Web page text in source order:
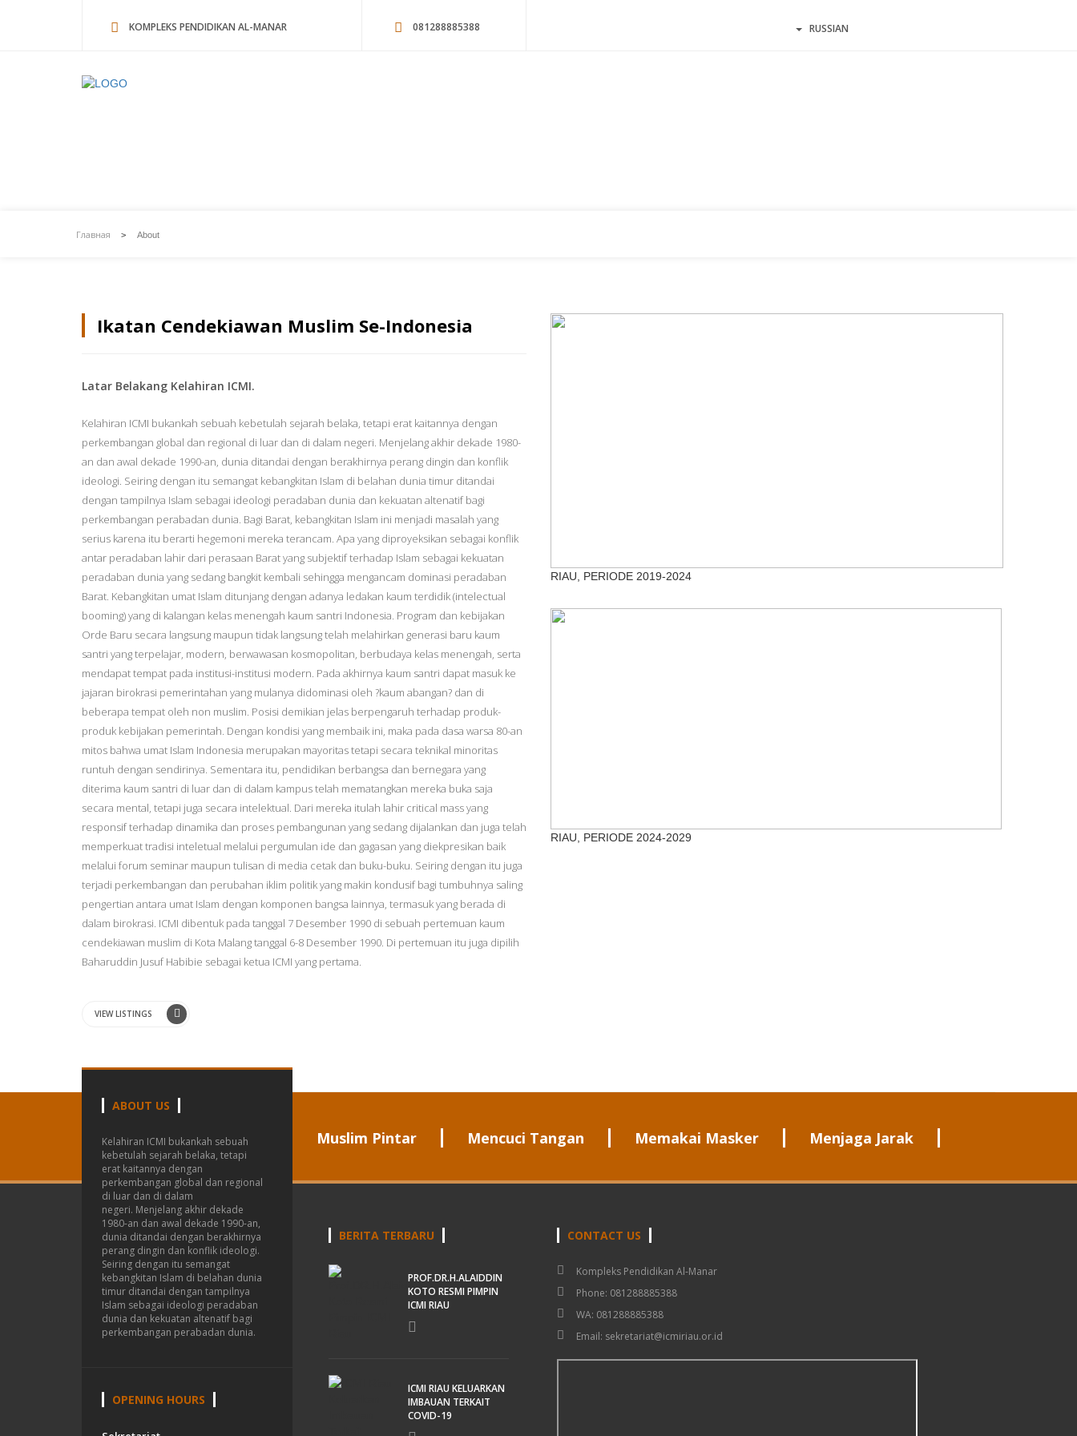
KOMPLEKS PENDIDIKAN AL-MANAR 081288885388 RUSSIAN
Главная > About
Ikatan Cendekiawan Muslim Se-Indonesia
Latar Belakang Kelahiran ICMI.
Kelahiran ICMI bukankah sebuah kebetulah sejarah belaka, tetapi erat kaitannya dengan
perkembangan global dan regional di luar dan di dalam negeri. Menjelang akhir dekade 1980-
an dan awal dekade 1990-an, dunia ditandai dengan berakhirnya perang dingin dan konflik
ideologi. Seiring dengan itu semangat kebangkitan Islam di belahan dunia timur ditandai
dengan tampilnya Islam sebagai ideologi peradaban dunia dan kekuatan altenatif bagi
perkembangan perabadan dunia. Bagi Barat, kebangkitan Islam ini menjadi masalah yang
serius karena itu berarti hegemoni mereka terancam. Apa yang diproyeksikan sebagai konflik
antar peradaban lahir dari perasaan Barat yang subjektif terhadap Islam sebagai kekuatan
peradaban dunia yang sedang bangkit kembali sehingga mengancam dominasi peradaban
Barat. Kebangkitan umat Islam ditunjang dengan adanya ledakan kaum terdidik (intelectual
booming) yang di kalangan kelas menengah kaum santri Indonesia. Program dan kebijakan
Orde Baru secara langsung maupun tidak langsung telah melahirkan generasi baru kaum
santri yang terpelajar, modern, berwawasan kosmopolitan, berbudaya kelas menengah, serta
mendapat tempat pada institusi-institusi modern. Pada akhirnya kaum santri dapat masuk ke
jajaran birokrasi pemerintahan yang mulanya didominasi oleh ?kaum abangan? dan di
beberapa tempat oleh non muslim. Posisi demikian jelas berpengaruh terhadap produk-
produk kebijakan pemerintah. Dengan kondisi yang membaik ini, maka pada dasa warsa 80-an
mitos bahwa umat Islam Indonesia merupakan mayoritas tetapi secara teknikal minoritas
runtuh dengan sendirinya. Sementara itu, pendidikan berbangsa dan bernegara yang
diterima kaum santri di luar dan di dalam kampus telah mematangkan mereka buka saja
secara mental, tetapi juga secara intelektual. Dari mereka itulah lahir critical mass yang
responsif terhadap dinamika dan proses pembangunan yang sedang dijalankan dan juga telah
memperkuat tradisi inteletual melalui pergumulan ide dan gagasan yang diekpresikan baik
melalui forum seminar maupun tulisan di media cetak dan buku-buku. Seiring dengan itu juga
terjadi perkembangan dan perubahan iklim politik yang makin kondusif bagi tumbuhnya saling
pengertian antara umat Islam dengan komponen bangsa lainnya, termasuk yang berada di
dalam birokrasi. ICMI dibentuk pada tanggal 7 Desember 1990 di sebuah pertemuan kaum
cendekiawan muslim di Kota Malang tanggal 6-8 Desember 1990. Di pertemuan itu juga dipilih
Baharuddin Jusuf Habibie sebagai ketua ICMI yang pertama.
VIEW LISTINGS
RIAU, PERIODE 2019-2024
RIAU, PERIODE 2024-2029
Muslim Pintar Mencuci Tangan Memakai Masker Menjaga Jarak
ABOUT US
Kelahiran ICMI bukankah sebuah
kebetulah sejarah belaka, tetapi
erat kaitannya dengan
perkembangan global dan regional
di luar dan di dalam
negeri. Menjelang akhir dekade
1980-an dan awal dekade 1990-an,
dunia ditandai dengan berakhirnya
perang dingin dan konflik ideologi.
Seiring dengan itu semangat
kebangkitan Islam di belahan dunia
timur ditandai dengan tampilnya
Islam sebagai ideologi peradaban
dunia dan kekuatan altenatif bagi
perkembangan perabadan dunia.
OPENING HOURS
BERITA TERBARU
PROF.DR.H.ALAIDDIN
KOTO RESMI PIMPIN
ICMI RIAU
ICMI RIAU KELUARKAN
IMBAUAN TERKAIT
COVID-19
CONTACT US
Kompleks Pendidikan Al-Manar
Phone: 081288885388
WA: 081288885388
Email: sekretariat@icmiriau.or.id